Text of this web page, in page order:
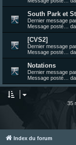
South Park et
Dernier message
Message posté…
[CVS2]
Dernier message
Message posté…
Notations
Dernier message
Message posté…
35
Index du forum